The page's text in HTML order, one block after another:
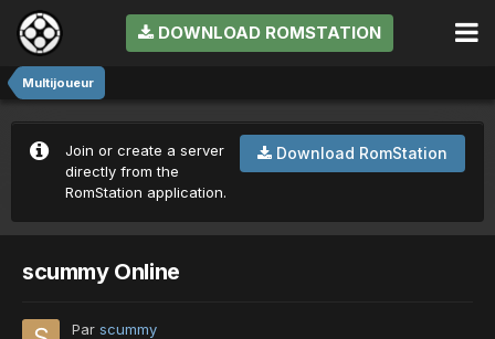
DOWNLOAD ROMSTATION
Multijoueur
Download RomStation
Join or create a server
directly from the
RomStation application.
scummy Online
Par scummy